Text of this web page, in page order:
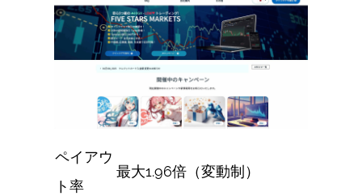
ペイアウ
ト率
最大1.96倍（変動制）